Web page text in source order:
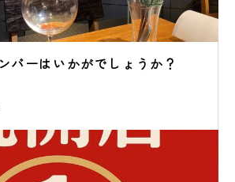
バーはいかがでしょうか？